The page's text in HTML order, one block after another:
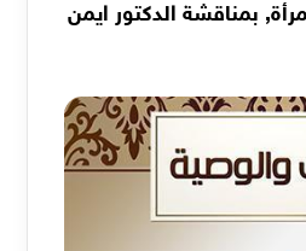
بمناقشة الدكتور ايمن